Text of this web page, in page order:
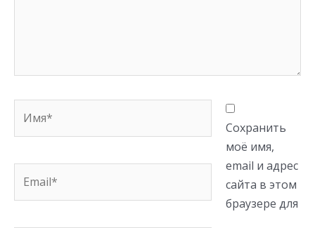
Сохранить
моё имя,
email и адрес
сайта в этом
браузере для